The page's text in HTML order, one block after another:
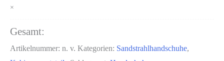
RGS/RGA
Menge
×
Gesamt:
Artikelnummer: n. v. Kategorien: Sandstrahlhandschuhe,